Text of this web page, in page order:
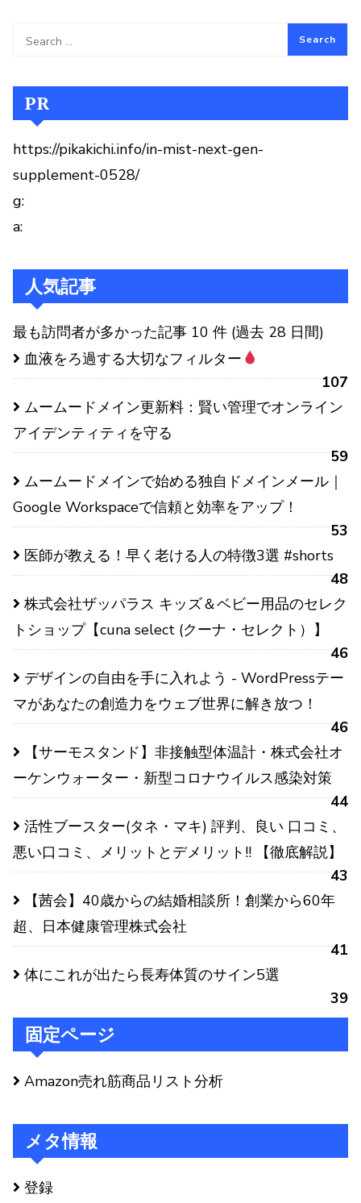
PR
https://pikakichi.info/in-mist-next-gen-
supplement-0528/
g:
a:
人気記事
最も訪問者が多かった記事 10 件 (過去 28 日間)
血液をろ過する大切なフィルター
107
ムームードメイン更新料：賢い管理でオンライン
アイデンティティを守る
59
ムームードメインで始める独自ドメインメール｜
Google Workspaceで信頼と効率をアップ！
53
医師が教える！早く老ける人の特徴3選 #shorts
48
株式会社ザッパラス キッズ＆ベビー用品のセレク
トショップ【cuna select (クーナ・セレクト）】
46
デザインの自由を手に入れよう - WordPressテー
マがあなたの創造力をウェブ世界に解き放つ！
46
【サーモスタンド】非接触型体温計・株式会社オ
ーケンウォーター・新型コロナウイルス感染対策
44
活性ブースター(タネ・マキ) 評判、良い 口コミ、
悪い口コミ、メリットとデメリット!! 【徹底解説】
43
【茜会】40歳からの結婚相談所！創業から60年
超、日本健康管理株式会社
41
体にこれが出たら長寿体質のサイン5選
39
固定ページ
Amazon売れ筋商品リスト分析
メタ情報
登録